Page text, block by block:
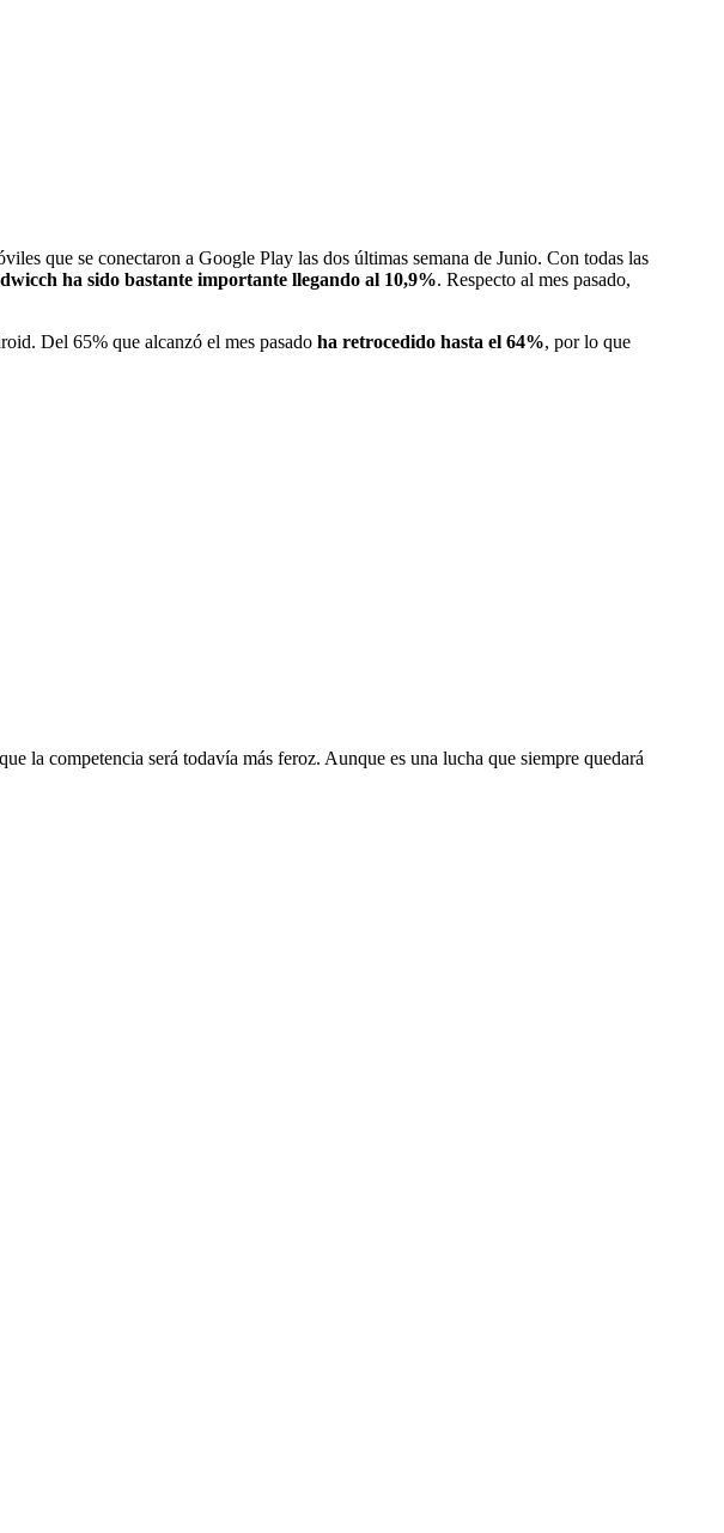
que se conectaron a Google Play las dos últimas semana de Junio. Con todas las
ha sido bastante importante llegando al 10,9%. Respecto al mes pasado,
Del 65% que alcanzó el mes pasadoha retrocedido hasta el 64%, por lo que
la competencia será todavía más feroz. Aunque es una lucha que siempre quedará